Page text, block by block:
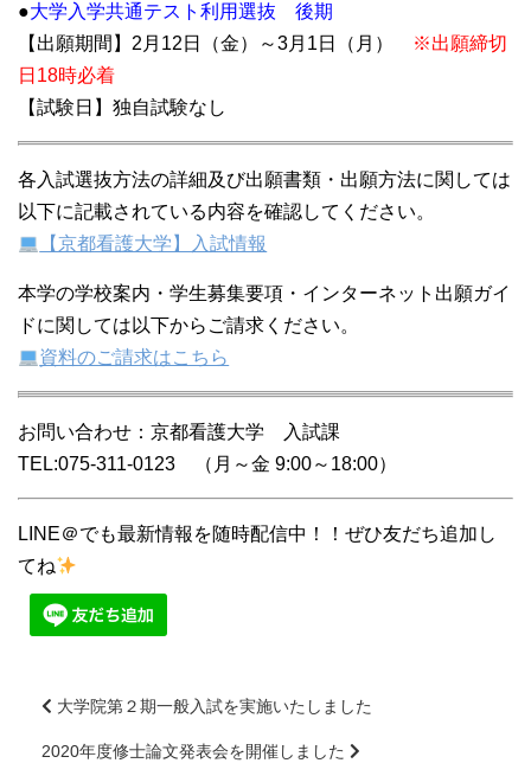
●大学入学共通テスト利用選抜 後期
【出願期間】2月12日（金）～3月1日（月）
※出願締切
日18時必着
【試験日】独自試験なし
各入試選抜方法の詳細及び出願書類・出願方法に関しては
以下に記載されている内容を確認してください。
【京都看護大学】入試情報
本学の学校案内・学生募集要項・インターネット出願ガイ
ドに関しては以下からご請求ください。
資料のご請求はこちら
お問い合わせ：京都看護大学 入試課
TEL:075-311-0123 （月～金 9:00～18:00）
LINE＠でも最新情報を随時配信中！！ぜひ友だち追加し
てね
前
大学院第２期一般入試を実施いたしました
2020年度修士論文発表会を開催しました